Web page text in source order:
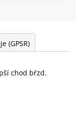
(GPSR)
chod bŕzd.